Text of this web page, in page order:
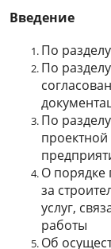
Введение
По
По
По
проектной
О порядке
за
услуг,
работы
Об